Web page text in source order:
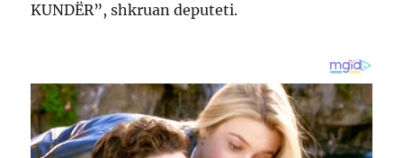
KUNDËR”, shkruan deputeti.